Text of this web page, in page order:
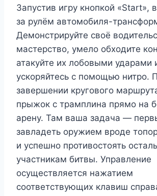
Запустив игру кнопкой «Start»,
за рулём автомобиля-
Демонстрируйте своё
мастерство, умело обходите
атакуйте их лобовыми ударами
ускоряйтесь с помощью нитро.
завершении кругового
прыжок с трамплина прямо на
арену. Там ваша задача —
завладеть оружием вроде
и успешно противостоять
участникам битвы. Управление
осуществляется нажатием
соответствующих клавиш